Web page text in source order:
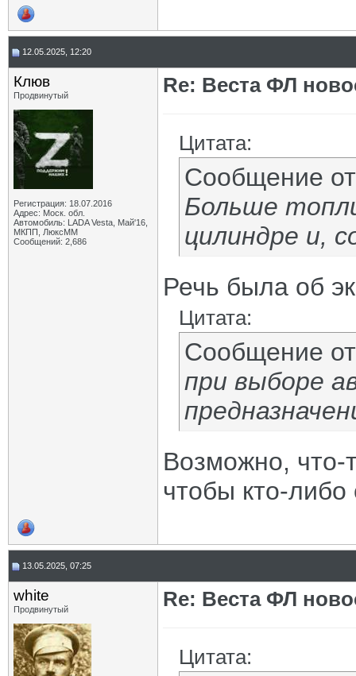
12.05.2025, 12:20
Клюв
Продвинутый
Регистрация: 18.07.2016
Адрес: Моск. обл.
Автомобиль: LADA Vesta, Май'16,
МКПП, ЛюксММ
Сообщений: 2,686
Re: Веста ФЛ
Цитата:
Сообщение
Больше
цилиндре и,
Речь была об
Цитата:
Сообщение
при выборе
Возможно, что-
чтобы кто-
13.05.2025, 07:25
white
Продвинутый Re: Веста ФЛ
Цитата: